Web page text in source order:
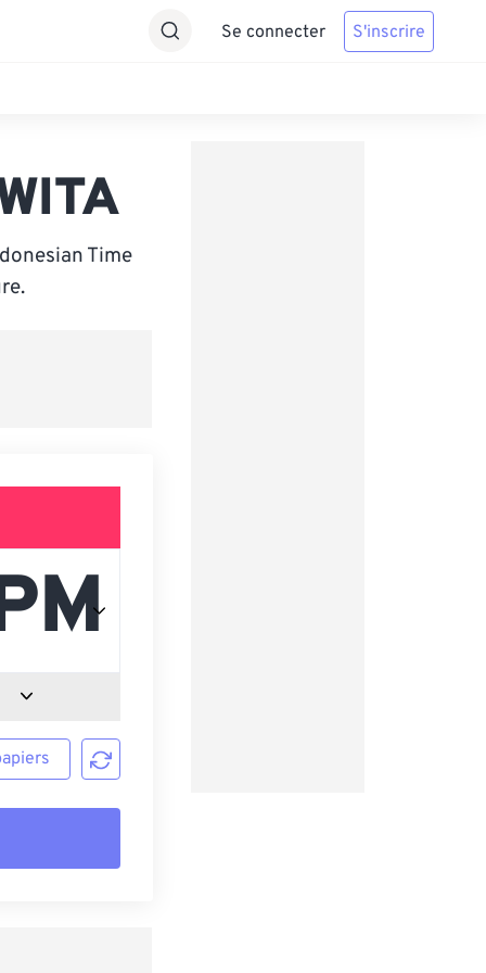
Se connecter S'inscrire
Time